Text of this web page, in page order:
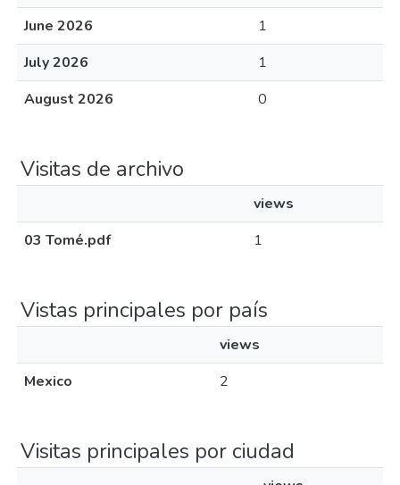
June 2026
1
July 2026
1
August 2026
0
Visitas de archivo
views
03 Tomé.pdf
1
Vistas principales por país
views
Mexico
2
Visitas principales por ciudad